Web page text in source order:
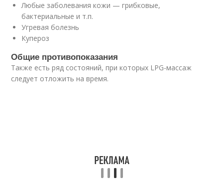
Любые заболевания кожи — грибковые,
бактериальные и т.п.
Угревая болезнь
Купероз
Общие противопоказания
Также есть ряд состояний, при которых LPG-массаж
следует отложить на время.